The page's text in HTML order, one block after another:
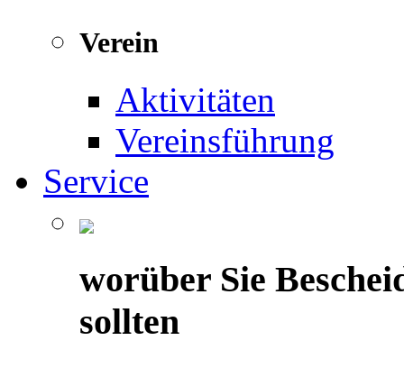
Verein
Aktivitäten
Vereinsführung
Service
worüber Sie
sollten